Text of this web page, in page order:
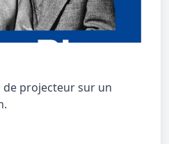
de projecteur sur un